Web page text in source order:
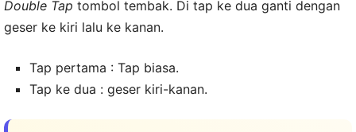
Double Tap tombol tembak. Di tap ke dua ganti dengan
geser ke kiri lalu ke kanan.
Tap pertama : Tap biasa.
Tap ke dua : geser kiri-kanan.